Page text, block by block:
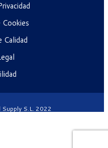
Calidad
Supply S.L. 2022